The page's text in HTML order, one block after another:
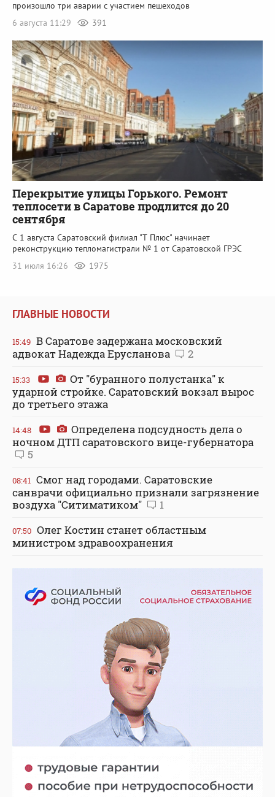
произошло три аварии с участием пешеходов
6 августа 11:29
391
Перекрытие улицы Горького. Ремонт
теплосети в Саратове продлится до 20
сентября
С 1 августа Саратовский филиал "Т Плюс" начинает
реконструкцию тепломагистрали № 1 от Саратовской ГРЭС
31 июля 16:26
1975
ГЛАВНЫЕ НОВОСТИ
15:49 В Саратове задержана московский
адвокат Надежда Ерусланова
2
15:33
От "буранного полустанка" к
ударной стройке. Саратовский вокзал вырос
до третьего этажа
14:48
Определена подсудность дела о
ночном ДТП саратовского вице-губернатора
5
08:41 Смог над городами. Саратовские
санврачи официально признали загрязнение
воздуха "Ситиматиком"
1
07:50 Олег Костин станет областным
министром здравоохранения